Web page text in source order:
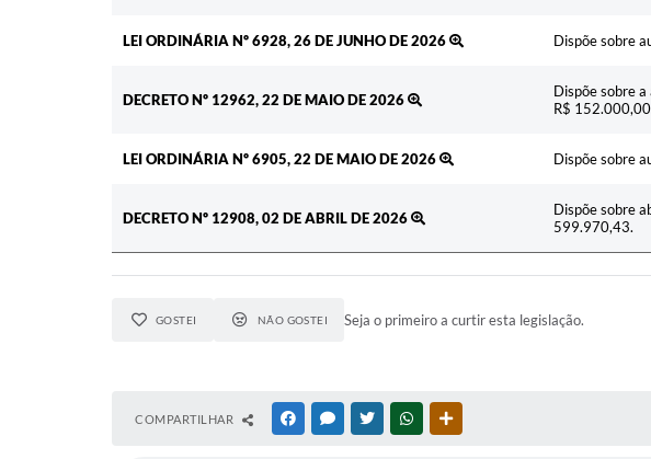
LEI ORDINÁRIA Nº 6928, 26 DE JUNHO DE 2026 Dispõe sobre
DECRETO Nº 12962, 22 DE MAIO DE 2026
Dispõe sobre
R$
LEI ORDINÁRIA Nº 6905, 22 DE MAIO DE 2026 Dispõe sobre
DECRETO Nº 12908, 02 DE ABRIL DE 2026
Dispõe sobre
599.970,43.
GOSTEI NÃO GOSTEI Seja o primeiro a curtir esta legislação.
COMPARTILHAR FACEBOOKMESSENGER
TWITTERWHATSAPP